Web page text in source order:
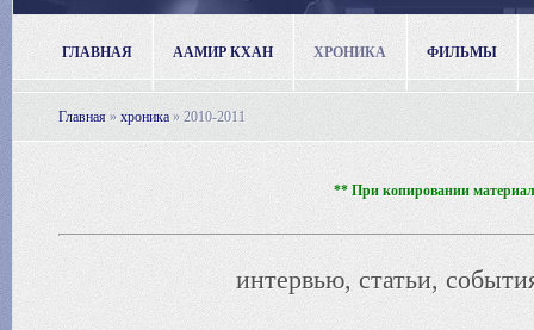
ГЛАВНАЯ ААМИР КХАН ХРОНИКА ФИЛЬМЫ
Главная » хроника » 2010-2011
** При копировании
интервью, статьи,